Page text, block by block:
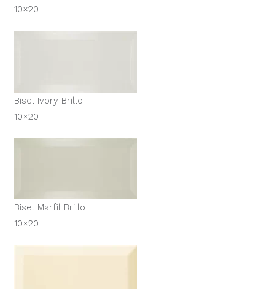
10×20
Bisel Ivory Brillo
10×20
Bisel Marfil Brillo
10×20